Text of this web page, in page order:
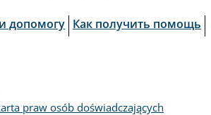
допомогу Как получить помощь
praw osób doświadczających